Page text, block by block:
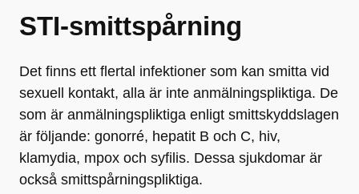
STI-smittspårning
Det finns ett flertal infektioner som kan smitta vid
sexuell kontakt, alla är inte anmälningspliktiga. De
som är anmälningspliktiga enligt smittskyddslagen
är följande: gonorré, hepatit B och C, hiv,
klamydia, mpox och syfilis. Dessa sjukdomar är
också smittspårningspliktiga.